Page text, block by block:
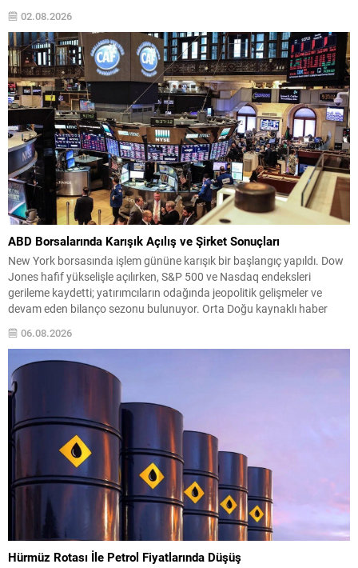
memurlar, çalışma hayatları boyunca aldıkları maaşların emeklilik
döneminde belirli bir oranda korunacağı beklentisiyle görev
yaptıklarını ifade ederek, emekli aylıklarında yaşanan düşüşlerin...
02.08.2026
ABD Borsalarında Karışık Açılış ve Şirket Sonuçları
New York borsasında işlem gününe karışık bir başlangıç yapıldı. Dow
Jones hafif yükselişle açılırken, S&P 500 ve Nasdaq endeksleri
gerileme kaydetti; yatırımcıların odağında jeopolitik gelişmeler ve
devam eden bilanço sezonu bulunuyor. Orta Doğu kaynaklı haber
volatilite yaratmaya devam ediyor. ABD...
06.08.2026
Hürmüz Rotası İle Petrol Fiyatlarında Düşüş